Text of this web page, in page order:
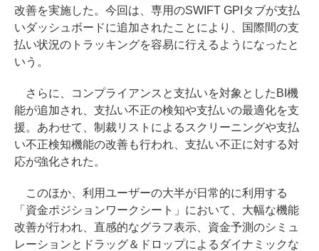
改善を実施した。今回は、専用のSWIFT GPIタブが支払
いダッシュボードに追加されたことにより、国際間の支
払い状況のトラッキングを容易に行えるようになったと
いう。
さらに、コンプライアンスと支払いを対象としたBI機
能が追加され、支払い不正の検知や支払いの最適化を支
援。あわせて、制裁リストによるスクリーニングや支払
い不正検知機能の改善も行われ、支払い不正に対する対
応が強化された。
このほか、利用ユーザーの大半が日常的に利用する
「資金ポジションワークシート」において、大幅な機能
改善が行われ、直感的なグラフ表示、資金予測のシミュ
レーションとドラッグ＆ドロップによるダイナミックな